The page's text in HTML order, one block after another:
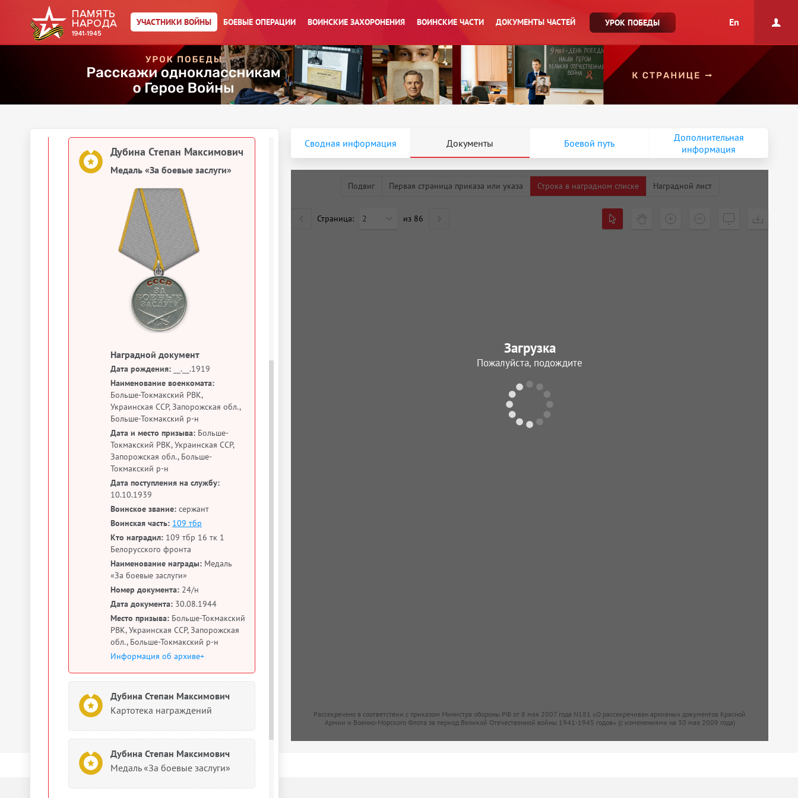
УЧАСТНИКИ ВОЙНЫ БОЕВЫЕ ОПЕРАЦИИ ВОИНСКИЕ ЗАХОРОНЕНИЯ ВОИНСКИЕ ЧАСТИ ДОКУМЕНТЫ ЧАСТЕЙ УРОК ПОБЕДЫ En
Дубина Степан Максимович
Именной список части
Дубина Степан Максимович
Медаль «За боевые заслуги»
Наградной документ
Дата рождения: __.__.1919
Наименование военкомата:
Больше-Токмакский РВК,
Украинская ССР, Запорожская обл.,
Больше-Токмакский р-н
Дата и место призыва: Больше-
Токмакский РВК, Украинская ССР,
Запорожская обл., Больше-
Токмакский р-н
Дата поступления на службу:
10.10.1939
Воинское звание: сержант
Воинская часть: 109 тбр
Кто наградил: 109 тбр 16 тк 1
Белорусского фронта
Наименование награды: Медаль
«За боевые заслуги»
Номер документа: 24/н
Дата документа: 30.08.1944
Место призыва: Больше-Токмакский
РВК, Украинская ССР, Запорожская
обл., Больше-Токмакский р-н
Информация об архиве+
Дубина Степан Максимович
Картотека награждений
Дубина Степан Максимович
Медаль «За боевые заслуги»
Сводная информация Документы Боевой путь
Дополнительная
информация
Подвиг Первая страница приказа или указа Строка в наградном списке Наградной лист
Страница: 2 из 86
Рассекречено в соответствии с приказом Министра обороны РФ от 8 мая 2007 года N181 «О рассекречиван архивных документов Красной
Армии и Военно-Морского Флота за период Великой Отечественной войны 1941-1945 годов» (с изменениями на 30 мая 2009 года)
Загрузка
Пожалуйста, подождите